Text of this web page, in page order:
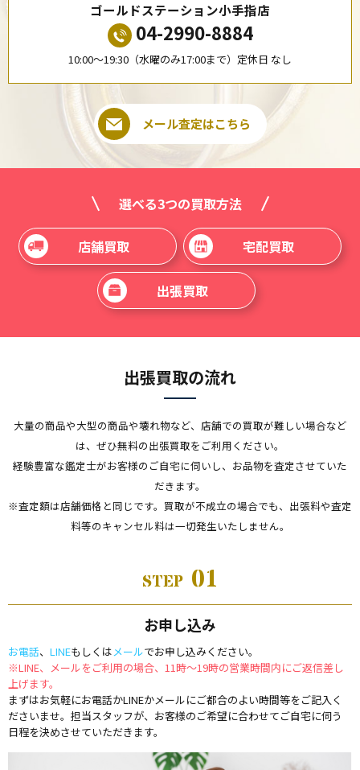
ゴールドステーション小手指店
04-2990-8884
10:00〜19:30（水曜のみ17:00まで）定休日 なし
メール査定はこちら
選べる3つの買取方法
店舗買取 宅配買取
出張買取
出張買取の流れ
大量の商品や大型の商品や壊れ物など、店舗での買取が難しい場合など
は、ぜひ無料の出張買取をご利用ください。
経験豊富な鑑定士がお客様のご自宅に伺いし、お品物を査定させていた
だきます。
※査定額は店舗価格と同じです。買取が不成立の場合でも、出張料や査定
料等のキャンセル料は一切発生いたしません。
STEP 01
お申し込み
お電話、 LINEもしくは メールでお申し込みください。
※LINE、メールをご利用の場合、11時～19時の営業時間内にご返信差し
上げます。
まずはお気軽にお電話かLINEかメールにご都合のよい時間等をご記入く
ださいませ。担当スタッフが、お客様のご希望に合わせてご自宅に伺う
日程を決めさせていただきます。